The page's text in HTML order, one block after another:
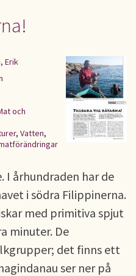
Erik
och
, Vatten,
I århundraden har de
i södra Filippinerna.
med primitiva spjut
minuter. De
det finns ett
ser ner på